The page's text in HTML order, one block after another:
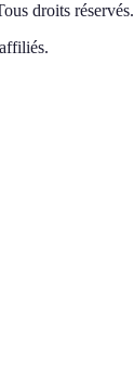
droits réservés.